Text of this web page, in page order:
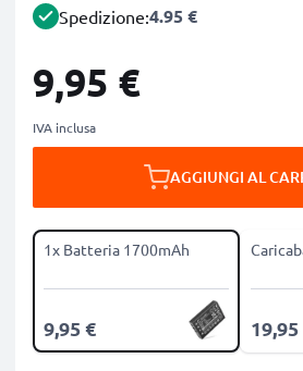
Spedizione:4.95 €
9,95 €
IVA inclusa
AGGIUNGI AL
1x Batteria 1700mAh
9,95 € 19,95